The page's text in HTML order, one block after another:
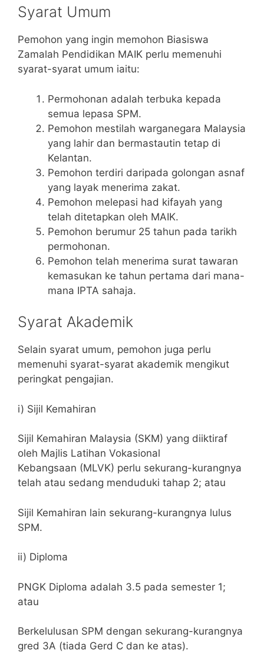
Syarat Umum
Pemohon yang ingin memohon Biasiswa
Zamalah Pendidikan MAIK perlu memenuhi
syarat-syarat umum iaitu:
Permohonan adalah terbuka kepada
semua lepasa SPM.
Pemohon mestilah warganegara Malaysia
yang lahir dan bermastautin tetap di
Kelantan.
Pemohon terdiri daripada golongan asnaf
yang layak menerima zakat.
Pemohon melepasi had kifayah yang
telah ditetapkan oleh MAIK.
Pemohon berumur 25 tahun pada tarikh
permohonan.
Pemohon telah menerima surat tawaran
kemasukan ke tahun pertama dari mana-
mana IPTA sahaja.
Syarat Akademik
Selain syarat umum, pemohon juga perlu
memenuhi syarat-syarat akademik mengikut
peringkat pengajian.
i) Sijil Kemahiran
Sijil Kemahiran Malaysia (SKM) yang diiktiraf
oleh Majlis Latihan Vokasional
Kebangsaan (MLVK) perlu sekurang-kurangnya
telah atau sedang menduduki tahap 2; atau
Sijil Kemahiran lain sekurang-kurangnya lulus
SPM.
ii) Diploma
PNGK Diploma adalah 3.5 pada semester 1;
atau
Berkelulusan SPM dengan sekurang-kurangnya
gred 3A (tiada Gerd C dan ke atas).